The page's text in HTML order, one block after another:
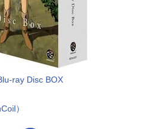
ray Disc BOX
）